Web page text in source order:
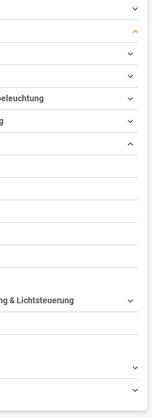
& Lichtsteuerung